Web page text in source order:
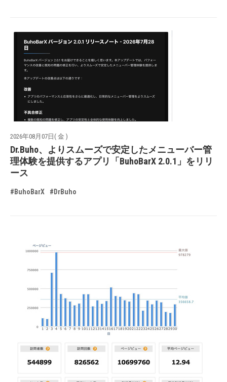
2026年08月07日( 金 )
Dr.Buho、よりスムーズで安定したメニューバー管
理体験を提供するアプリ「BuhoBarX 2.0.1」をリリ
ース
#BuhoBarX #DrBuho